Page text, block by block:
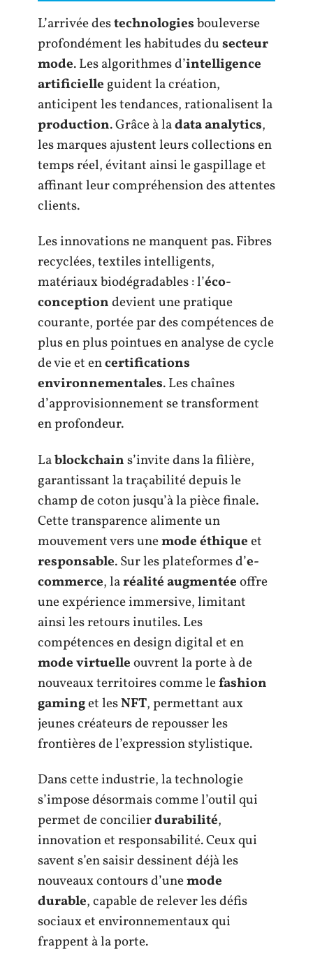
L’arrivée destechnologiesbouleverse
profondément les habitudes dusecteur
mode. Les algorithmes d’intelligence
artificielle guident la création,
anticipent les tendances, rationalisent la
production. Grâce à ladata analytics,
les marques ajustent leurs collections en
temps réel, évitant ainsi le gaspillage et
affinant leur compréhension des attentes
clients.
Les innovations ne manquent pas. Fibres
recyclées, textiles intelligents,
matériaux biodégradables : l’éco-
conceptiondevient une pratique
courante, portée par des compétences de
plus en plus pointues en analyse de cycle
de vie et encertifications
environnementales. Les chaînes
d’approvisionnement se transforment
en profondeur.
Lablockchains’invite dans la filière,
garantissant la traçabilité depuis le
champ de coton jusqu’à la pièce finale.
Cette transparence alimente un
mouvement vers unemode éthiqueet
responsable. Sur les plateformes d’e-
commerce, laréalité augmentéeoffre
une expérience immersive, limitant
ainsi les retours inutiles. Les
compétences en design digital et en
mode virtuelleouvrent la porte à de
nouveaux territoires comme lefashion
gaminget lesNFT, permettant aux
jeunes créateurs de repousser les
frontières de l’expression stylistique.
Dans cette industrie, la technologie
s’impose désormais comme l’outil qui
permet de concilierdurabilité,
innovation et responsabilité. Ceux qui
savent s’en saisir dessinent déjà les
nouveaux contours d’unemode
durable, capable de relever les défis
sociaux et environnementaux qui
frappent à la porte.